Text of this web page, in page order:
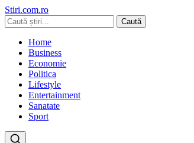
Stiri.com.ro
Caută
Home
Business
Economie
Politica
Lifestyle
Entertainment
Sanatate
Sport